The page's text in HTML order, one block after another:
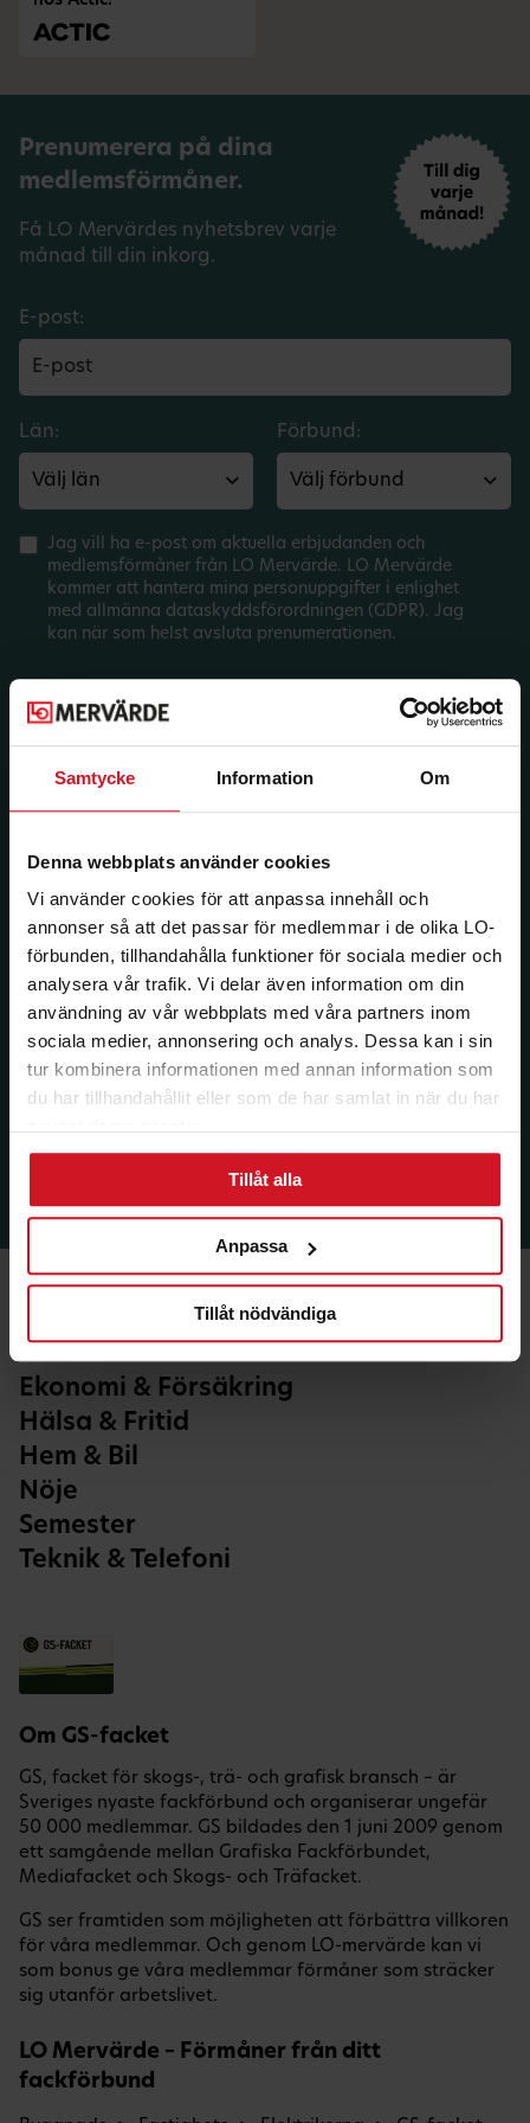
Samtycke Information Om
Denna webbplats använder cookies
Vi använder cookies för att anpassa innehåll och
annonser så att det passar för medlemmar i de olika LO-
förbunden, tillhandahålla funktioner för sociala medier och
analysera vår trafik. Vi delar även information om din
användning av vår webbplats med våra partners inom
sociala medier, annonsering och analys. Dessa kan i sin
tur kombinera informationen med annan information som
du har tillhandahållit eller som de har samlat in när du har
Tillåt alla
Anpassa
Tillåt nödvändiga
Prenumerera på dina
medlemsförmåner.
Få LO Mervärdes nyhetsbrev varje
månad till din inkorg.
E-post:
Län: Förbund:
Jag vill ha e-post om aktuella erbjudanden och
medlemsförmåner från LO Mervärde. LO Mervärde
kommer att hantera mina personuppgifter i enlighet
med allmänna dataskyddsförordningen (GDPR). Jag
kan när som helst avsluta prenumerationen.
Ekonomi & Försäkring
Hälsa & Fritid
Hem & Bil
Nöje
Semester
Teknik & Telefoni
Om GS-facket
GS, facket för skogs-, trä- och grafisk bransch – är
Sveriges nyaste fackförbund och organiserar ungefär
50 000 medlemmar. GS bildades den 1 juni 2009 genom
ett samgående mellan Grafiska Fackförbundet,
Mediafacket och Skogs- och Träfacket.
GS ser framtiden som möjligheten att förbättra villkoren
för våra medlemmar. Och genom LO-mervärde kan vi
som bonus ge våra medlemmar förmåner som sträcker
sig utanför arbetslivet.
LO Mervärde – Förmåner från ditt
fackförbund